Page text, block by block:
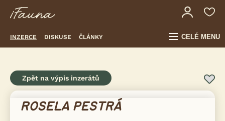
INZERCE DISKUSE ČLÁNKY CELÉ MENU
Zpět na výpis inzerátů
ROSELA PESTRÁ